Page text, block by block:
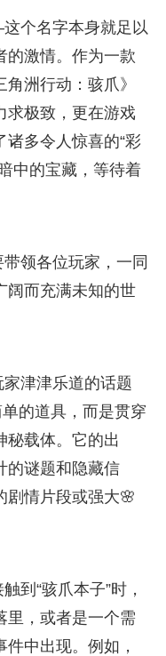
个名字本身就足以
激情。作为一款
洲行动：骇爪》
求极致，更在游戏
多令人惊喜的“彩
中的宝藏，等待着
领各位玩家，一同
阔而充满未知的世
津津乐道的话题
的道具，而是贯穿
秘载体。它的出
的谜题和隐藏信
剧情片段或强大🌸
到“骇爪本子”时，
里，或者是一个需
中出现。例如，